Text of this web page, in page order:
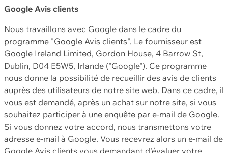
Google Avis clients
Nous travaillons avec Google dans le cadre du
programme "Google Avis clients". Le fournisseur est
Google Ireland Limited, Gordon House, 4 Barrow St,
Dublin, D04 E5W5, Irlande ("Google"). Ce programme
nous donne la possibilité de recueillir des avis de clients
auprès des utilisateurs de notre site web. Dans ce cadre, il
vous est demandé, après un achat sur notre site, si vous
souhaitez participer à une enquête par e-mail de Google.
Si vous donnez votre accord, nous transmettons votre
adresse e-mail à Google. Vous recevrez alors un e-mail de